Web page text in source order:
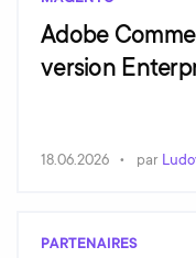
Adobe
version
18.06.2026 par
PARTENAIRES